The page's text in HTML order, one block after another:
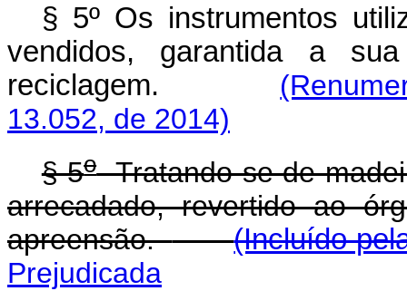
§ 5º Os instrumentos
vendidos, garantida a
reciclagem.
13.052, de 2014)
§ 5oTratando-se de
arrecadado, revertido ao
apreensão.
(Incluído
Prejudicada